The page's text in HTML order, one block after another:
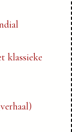
klassieke